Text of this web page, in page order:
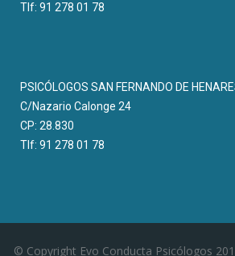
Tlf: 91 278 01 78
PSICÓLOGOS SAN FERNANDO DE
C/Nazario Calonge 24
CP: 28.830
Tlf: 91 278 01 78
© Copyright Evo Conducta Psicólogos